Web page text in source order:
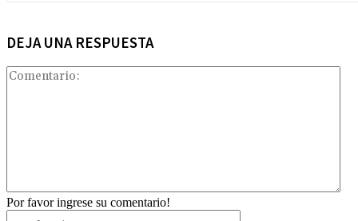
DEJA UNA RESPUESTA
Por favor ingrese su comentario!